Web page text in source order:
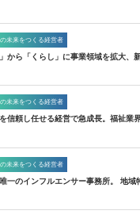
未来をつくる経営者
」から「くらし」に事業領域を拡大、
未来をつくる経営者
信頼し任せる経営で急成長。福祉業
未来をつくる経営者
一のインフルエンサー事務所。 地域